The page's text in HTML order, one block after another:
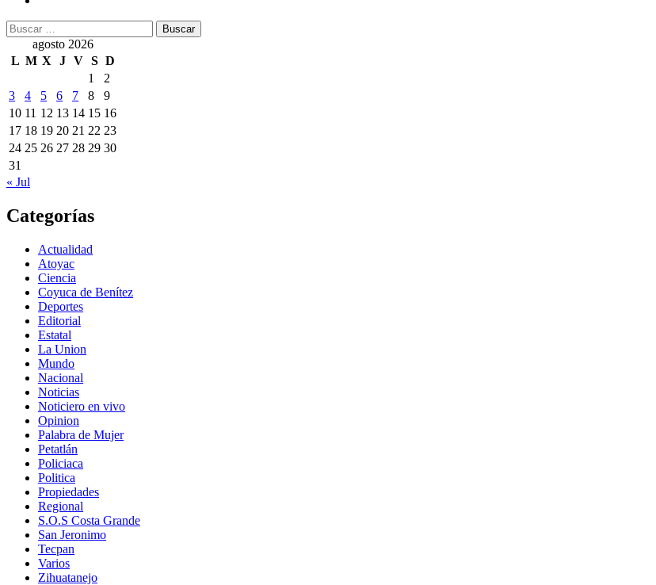
Buscar:
agosto 2026
L M X J V S D
1
2
3
4 5 6 7 8
9
10 11 12 13 14 15 16
17 18 19 20 21 22 23
24 25 26 27 28 29 30
31
« Jul
Categorías
Actualidad
Atoyac
Ciencia
Coyuca de Benítez
Deportes
Editorial
Estatal
La Union
Mundo
Nacional
Noticias
Noticiero en vivo
Opinion
Palabra de Mujer
Petatlán
Policiaca
Politica
Propiedades
Regional
S.O.S Costa Grande
San Jeronimo
Tecpan
Varios
Zihuatanejo